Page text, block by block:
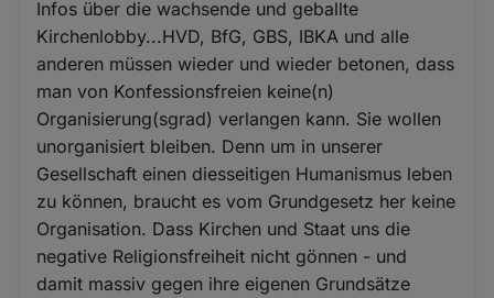
Infos über die wachsende und geballte
Kirchenlobby...HVD, BfG, GBS, IBKA und alle
anderen müssen wieder und wieder betonen, dass
man von Konfessionsfreien keine(n)
Organisierung(sgrad) verlangen kann. Sie wollen
unorganisiert bleiben. Denn um in unserer
Gesellschaft einen diesseitigen Humanismus leben
zu können, braucht es vom Grundgesetz her keine
Organisation. Dass Kirchen und Staat uns die
negative Religionsfreiheit nicht gönnen - und
damit massiv gegen ihre eigenen Grundsätze